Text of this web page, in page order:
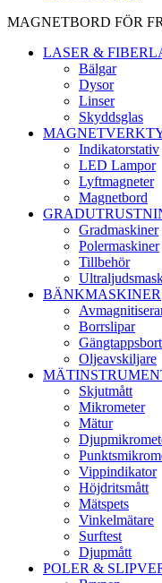
MAGNETBORD FÖR
LASER &
Bälgar
Dysor
Linser
Skyddsglas
Indikatorstativ
LED Lampor
Lyftmagneter
Magnetbord
Gradmaskiner
Polermaskiner
Tillbehör
BÄNKMASKINER
Borrslipar
Oljeavskiljare
Skjutmått
Mikrometer
Mätur
Vippindikator
Höjdritsmått
Mätspets
Vinkelmätare
Surftest
Djupmått
POLER &